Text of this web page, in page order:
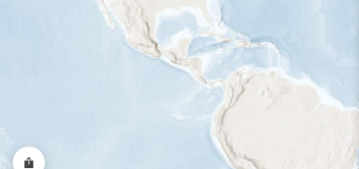
Muy bajo Bajo
Gama de especies por estación
Gama de verano
Rango de invierno
Rango a lo largo del año